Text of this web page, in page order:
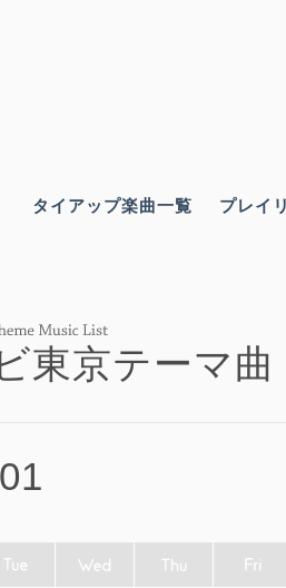
タイアップ楽曲一覧 プレイ
東京テーマ曲